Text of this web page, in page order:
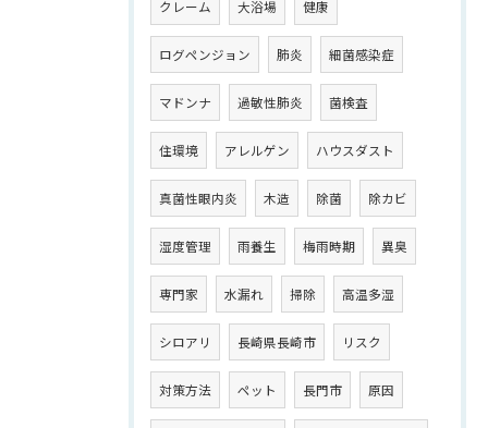
クレーム 大浴場 健康
ログペンジョン 肺炎 細菌感染症
マドンナ 過敏性肺炎 菌検査
住環境 アレルゲン ハウスダスト
真菌性眼内炎 木造 除菌 除カビ
湿度管理 雨養生 梅雨時期 異臭
専門家 水漏れ 掃除 高温多湿
シロアリ 長崎県長崎市 リスク
対策方法 ペット 長門市 原因